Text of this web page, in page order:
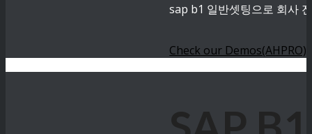
sap b1 일반셋팅으로 회사
Check our Demos(AHPRO)